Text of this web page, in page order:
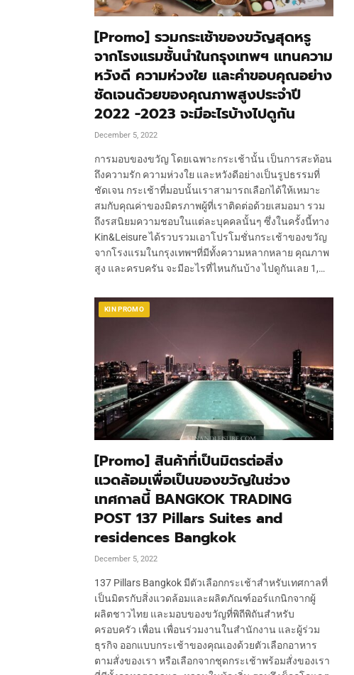
[Promo] รวมกระเช้าของขวัญสุดหรู
จากโรงแรมชั้นนำในกรุงเทพฯ แทนความ
หวังดี ความห่วงใย และคำขอบคุณอย่าง
ชัดเจนด้วยของคุณภาพสูงประจำปี
2022 -2023 จะมีอะไรบ้างไปดูกัน
December 5, 2022
การมอบของขวัญ โดยเฉพาะกระเช้านั้น เป็นการสะท้อน
ถึงความรัก ความห่วงใย และหวังดีอย่างเป็นรูปธรรมที่
ชัดเจน กระเช้าที่มอบนั้นเราสามารถเลือกได้ให้เหมาะ
สมกับคุณค่าของมิตรภาพผู้ที่เราติดต่อด้วยเสมอมา รวม
ถึงรสนิยมความชอบในแต่ละบุคคลนั้นๆ ซึ่งในครั้งนี้ทาง
Kin&Leisure ได้รวบรวมเอาโปรโมชั่นกระเช้าของขวัญ
จากโรงแรมในกรุงเทพฯที่มีทั้งความหลากหลาย คุณภาพ
สูง และครบครัน จะมีอะไรที่ไหนกันบ้าง ไปดูกันเลย 1,…
KIN PROMO
[Promo] สินค้าที่เป็นมิตรต่อสิ่ง
แวดล้อมเพื่อเป็นของขวัญในช่วง
เทศกาลนี้ BANGKOK TRADING
POST 137 Pillars Suites and
residences Bangkok
December 5, 2022
137 Pillars Bangkok มีตัวเลือกกระเช้าสำหรับเทศกาลที่
เป็นมิตรกับสิ่งแวดล้อมและผลิตภัณฑ์ออร์แกนิกจากผู้
ผลิตชาวไทย และมอบของขวัญที่พิถีพิถันสำหรับ
ครอบครัว เพื่อน เพื่อนร่วมงานในสำนักงาน และผู้ร่วม
ธุรกิจ ออกแบบกระเช้าของคุณเองด้วยตัวเลือกอาหาร
ตามสั่งของเรา หรือเลือกจากชุดกระเช้าพร้อมสั่งของเรา